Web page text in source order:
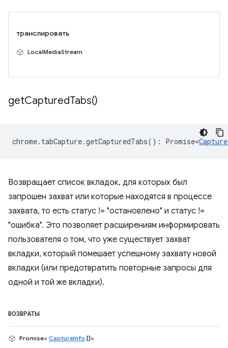
транслировать
LocalMediaStream
getCapturedTabs()
chrome. tabCapture.getCapturedTabs() : Promise<
Возвращает список вкладок, для которых был
запрошен захват или которые находятся в процессе
захвата, то есть статус != "остановлено" и статус !=
"ошибка". Это позволяет расширениям информировать
пользователя о том, что уже существует захват
вкладки, который помешает успешному захвату новой
вкладки (или предотвратить повторные запросы для
одной и той же вкладки).
ВОЗВРАТЫ
Promise< CaptureInfo []>